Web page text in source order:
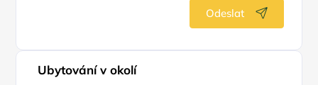
Odeslat
Ubytování v okolí